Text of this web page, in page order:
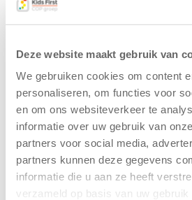
Deze website maakt gebruik van
We gebruiken cookies om content
personaliseren, om functies voor
en om ons websiteverkeer te
informatie over uw gebruik van
partners voor social media,
partners kunnen deze gegevens
informatie die u aan ze heeft
verzameld op basis van uw gebruik
Kinderen BSO
De
Westerburcht
trainen alvast
voor Kids First
Mini 4 Mijl
7 augustus 2026